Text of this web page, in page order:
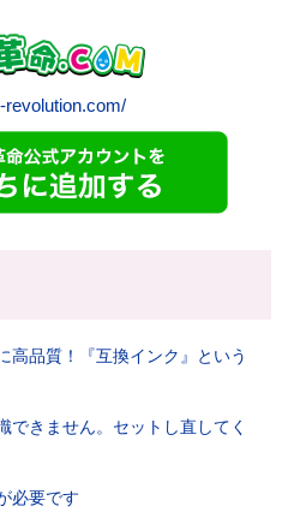
revolution.com/
高品質！『互換インク』という
できません。セットし直してく
必要です